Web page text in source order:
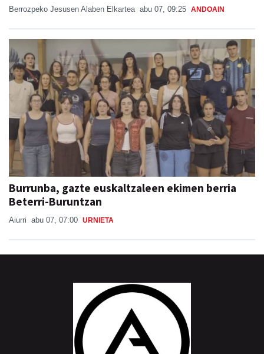
Berrozpeko Jesusen Alaben Elkartea abu 07, 09:25 ANDOAIN
Burrunba, gazte euskaltzaleen ekimen berria
Beterri-Buruntzan
Aiurri abu 07, 07:00 URNIETA